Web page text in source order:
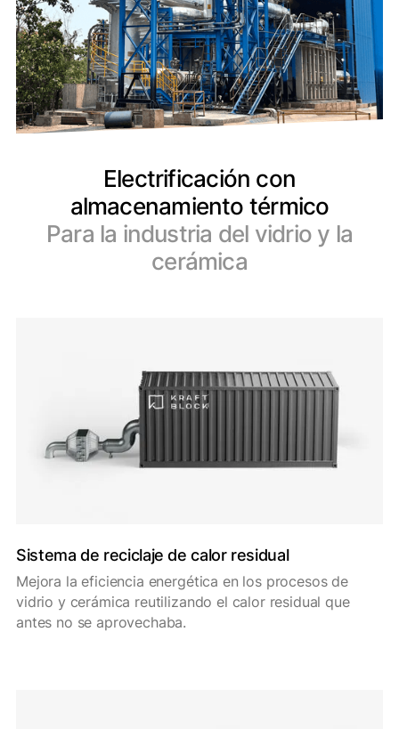
Electrificación con
almacenamiento térmico
Para la industria del vidrio y la
cerámica
Sistema de reciclaje de calor residual
Mejora la eficiencia energética en los procesos de
vidrio y cerámica reutilizando el calor residual que
antes no se aprovechaba.